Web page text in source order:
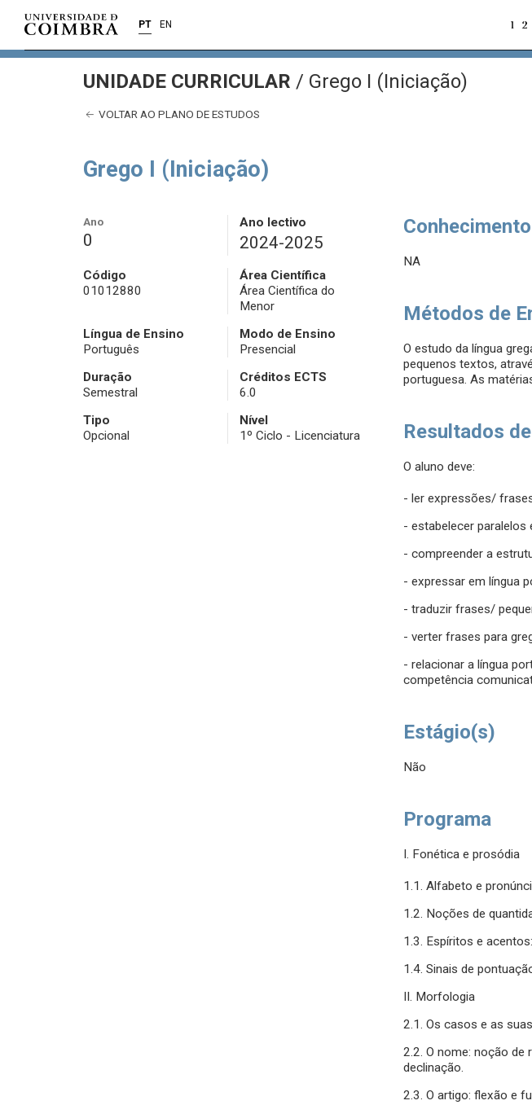
PT EN
UNIDADE CURRICULAR / Grego I (Iniciação)
VOLTAR AO PLANO DE ESTUDOS
Grego I (Iniciação)
Ano
0
Ano lectivo
2024-2025
Código
01012880
Área Científica
Área Científica do
Menor
Língua de Ensino
Português
Modo de Ensino
Presencial
Duração
Semestral
Créditos ECTS
6.0
Tipo
Opcional
Nível
1º Ciclo - Licenciatura
NA
Métodos de
O estudo da língua
pequenos textos,
portuguesa. As
Resultados
O aluno deve:
- ler expressões/
- estabelecer paralelos
- compreender a
- expressar em língua
- traduzir frases/
- verter frases para
- relacionar a língua
competência
Estágio(s)
Não
Programa
I. Fonética e prosódia
1.1. Alfabeto e
1.2. Noções de
1.3. Espíritos e
1.4. Sinais de
II. Morfologia
2.1. Os casos e as
2.2. O nome: noção de
declinação.
2.3. O artigo: flexão e